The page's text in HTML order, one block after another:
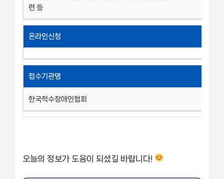
련 등
온라인신청
접수기관명
한국척수장애인협회
오늘의 정보가 도움이 되셨길 바랍니다!